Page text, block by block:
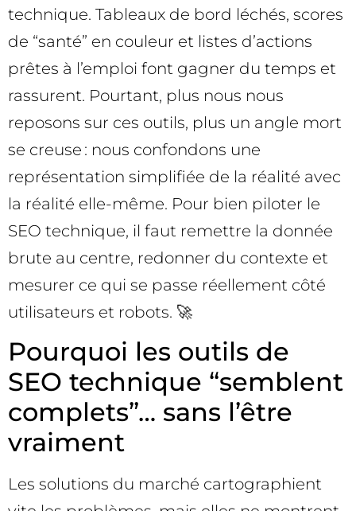
technique. Tableaux de bord léchés, scores
de “santé” en couleur et listes d’actions
prêtes à l’emploi font gagner du temps et
rassurent. Pourtant, plus nous nous
reposons sur ces outils, plus un angle mort
se creuse : nous confondons une
représentation simplifiée de la réalité avec
la réalité elle-même. Pour bien piloter le
SEO technique, il faut remettre la donnée
brute au centre, redonner du contexte et
mesurer ce qui se passe réellement côté
utilisateurs et robots. 🚀
Pourquoi les outils de
SEO technique “semblent
complets”… sans l’être
vraiment
Les solutions du marché cartographient